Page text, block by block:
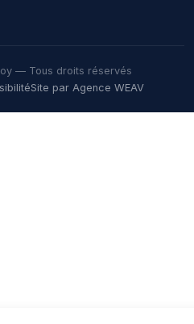
— Tous droits réservés
Site par Agence WEAV